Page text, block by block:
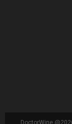
DoctorWine